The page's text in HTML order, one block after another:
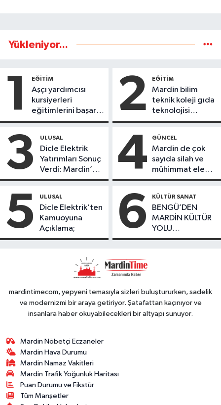
Yükleniyor...
1 EĞİTİM
Aşçı yardımcısı
kursiyerleri
eğitimlerini başarı
ile tamamladı
2 EĞİTİM
Mardin bilim
teknik koleji gıda
teknolojisi
öğrencileri
ürünlerini satarak
köydeki
çoçuklara kitap
desteğinde
bulundu
3 ULUSAL
Dicle Elektrik
Yatırımları Sonuç
Verdi: Mardin’de
Kayıp Kaçak
Düşüş
4 GÜNCEL
Mardin de çok
sayıda silah ve
mühimmat ele
geçirildi
5 ULUSAL
Dicle Elektrik’ten
Kamuoyuna
Açıklama;
6 KÜLTÜR SANAT
BENGÜ’DEN
MARDİN KÜLTÜR
YOLU
FESTIVALİ’NDE
mardintimecom, yepyeni temasıyla sizleri buluştururken, sadelik
ve modernizmi bir araya getiriyor. Şatafattan kaçınıyor ve
insanlara haber okuyabilecekleri bir altyapı sunuyor.
Mardin Nöbetçi Eczaneler
Mardin Hava Durumu
Mardin Namaz Vakitleri
Mardin Trafik Yoğunluk Haritası
Puan Durumu ve Fikstür
Tüm Manşetler